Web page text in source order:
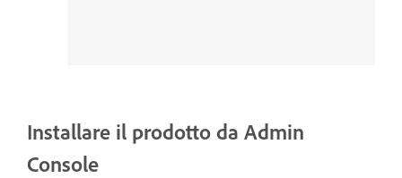
Installare il prodotto da Admin
Console